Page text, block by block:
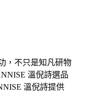
，不只是知凡研物
溫倪詩選品
溫倪詩提供